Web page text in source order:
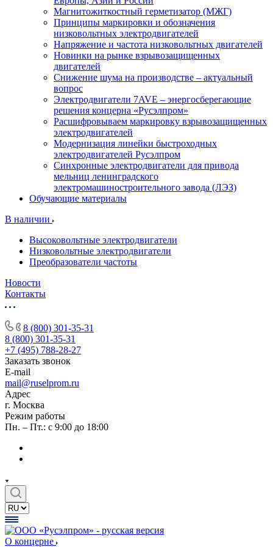
Магнитожиткостный герметизатор (МЖГ)
Принципы маркировки и обозначения
низковольтных электродвигателей
Напряжение и частота низковольтных двигателей
Новинки на рынке взрывозащищенных
двигателей
Снижение шума на производстве – актуальный
вопрос
Электродвигатели 7AVE – энергосберегающие
решения концерна «Русэлпром»
Расшифровываем маркировку взрывозащищенных
электродвигателей
Модернизация линейки быстроходных
электродвигателей Русэлпром
Синхронные электродвигатели для привода
мельниц ленинградского
электромашиностроительного завода (ЛЭЗ)
Обучающие материалы
В наличии
Высоковольтные электродвигатели
Низковольтные электродвигатели
Преобразователи частоты
Новости
Контакты
8 (800) 301-35-31
8 (800) 301-35-31
+7 (495) 788-28-27
Заказать звонок
E-mail
mail@ruselprom.ru
Адрес
г. Москва
Режим работы
Пн. – Пт.: с 9:00 до 18:00
О концерне